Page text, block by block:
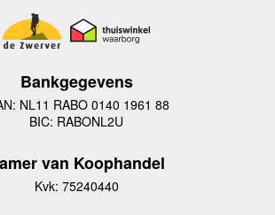
Bankgegevens
NL11 RABO 0140 1961 88
BIC: RABONL2U
van Koophandel
Kvk: 75240440